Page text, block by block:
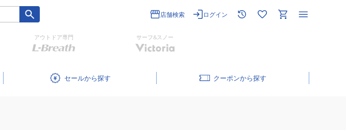
店舗検索 ログイン
アウトドア専門 サーフ&スノー
セール クーポン